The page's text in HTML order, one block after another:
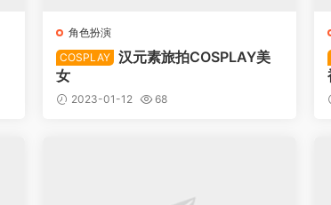
角色扮演
COSPLAY 汉元素旅拍COSPLAY美
女
2023-01-12 68